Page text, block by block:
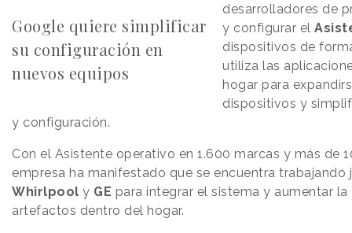
Google quiere simplificar
su configuración en
nuevos equipos
desarrolladores de
y configurar el
dispositivos de
utiliza las
hogar para
dispositivos y
y configuración.
Con el Asistente operativo en 1.600 marcas y más de
empresa ha manifestado que se encuentra
Whirlpool y GE para integrar el sistema y aumentar la
artefactos dentro del hogar.